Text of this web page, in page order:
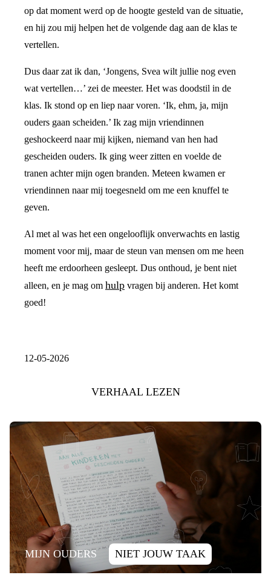
op dat moment werd op de hoogte gesteld van de situatie,
en hij zou mij helpen het de volgende dag aan de klas te
vertellen.
Dus daar zat ik dan, ‘Jongens, Svea wilt jullie nog even
wat vertellen…’ zei de meester. Het was doodstil in de
klas. Ik stond op en liep naar voren. ‘Ik, ehm, ja, mijn
ouders gaan scheiden.’ Ik zag mijn vriendinnen
geshockeerd naar mij kijken, niemand van hen had
gescheiden ouders. Ik ging weer zitten en voelde de
tranen achter mijn ogen branden. Meteen kwamen er
vriendinnen naar mij toegesneld om me een knuffel te
geven.
Al met al was het een ongelooflijk onverwachts en lastig
moment voor mij, maar de steun van mensen om me heen
heeft me erdoorheen gesleept. Dus onthoud, je bent niet
alleen, en je mag om hulp vragen bij anderen. Het komt
goed!
12-05-2026
VERHAAL LEZEN
MIJN OUDERS NIET JOUW TAAK